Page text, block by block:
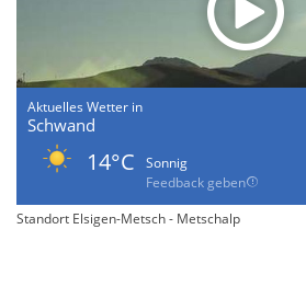
Aktuelles Wetter in
Schwand
14°C
Sonnig
Feedback geben
Standort Elsigen-Metsch - Metschalp